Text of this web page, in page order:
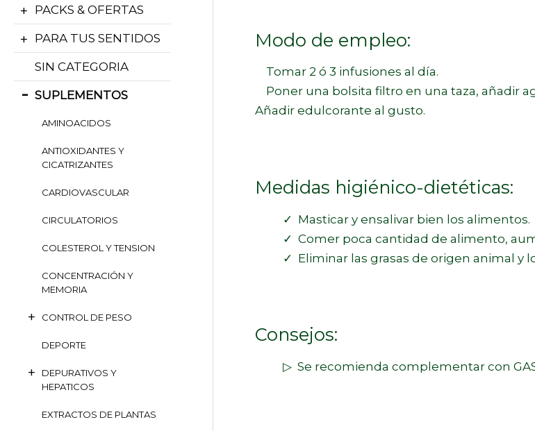
PACKS & OFERTAS
PARA TUS SENTIDOS
SIN CATEGORIA
SUPLEMENTOS
AMINOACIDOS
ANTIOXIDANTES Y
CICATRIZANTES
CARDIOVASCULAR
CIRCULATORIOS
COLESTEROL Y TENSION
CONCENTRACIÓN Y
MEMORIA
CONTROL DE PESO
DEPORTE
DEPURATIVOS Y
HEPATICOS
EXTRACTOS DE PLANTAS
Modo de empleo:
Tomar 2 ó 3 infusiones al día.
Poner una bolsita filtro en una taza, añadir
Añadir edulcorante al gusto.
Medidas higiénico-dietéticas:
✓ Masticar y ensalivar bien los alimentos.
✓ Comer poca cantidad de alimento,
✓ Eliminar las grasas de origen animal y
Consejos:
▷ Se recomienda complementar con